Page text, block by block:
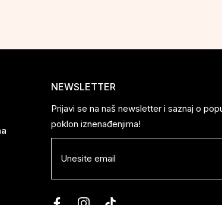
NEWSLETTER
Prijavi se na naš newsletter i saznaj o
poklon iznenađenjima!